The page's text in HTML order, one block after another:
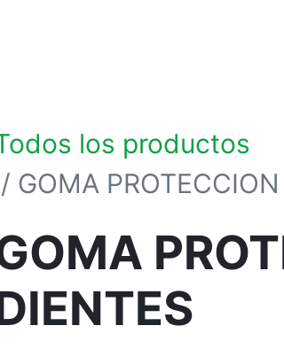
los productos
GOMA